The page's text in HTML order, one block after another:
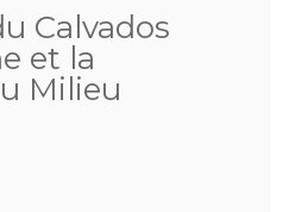
Calvados
et la
Milieu